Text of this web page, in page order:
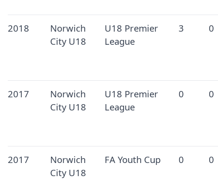
2018
Norwich
City U18
U18 Premier
League
3 0
2017
Norwich
City U18
U18 Premier
League
0 0
2017
Norwich
City U18
FA Youth Cup 0 0